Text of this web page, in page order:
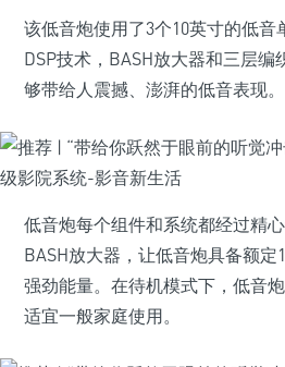
该低音炮使用了3个10英寸的低音
DSP技术，BASH放大器和三层
够带给人震撼、澎湃的低音表现。
低音炮每个组件和系统都经过精
BASH放大器，让低音炮具备额定
强劲能量。在待机模式下，低音
适宜一般家庭使用。